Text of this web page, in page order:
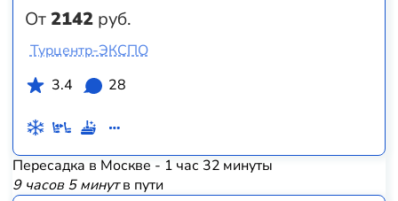
От2142 руб.
Турцентр-ЭКСПО
3.4
28
Пересадка в Москве - 1 час 32 минуты
9 часов 5 минутв пути